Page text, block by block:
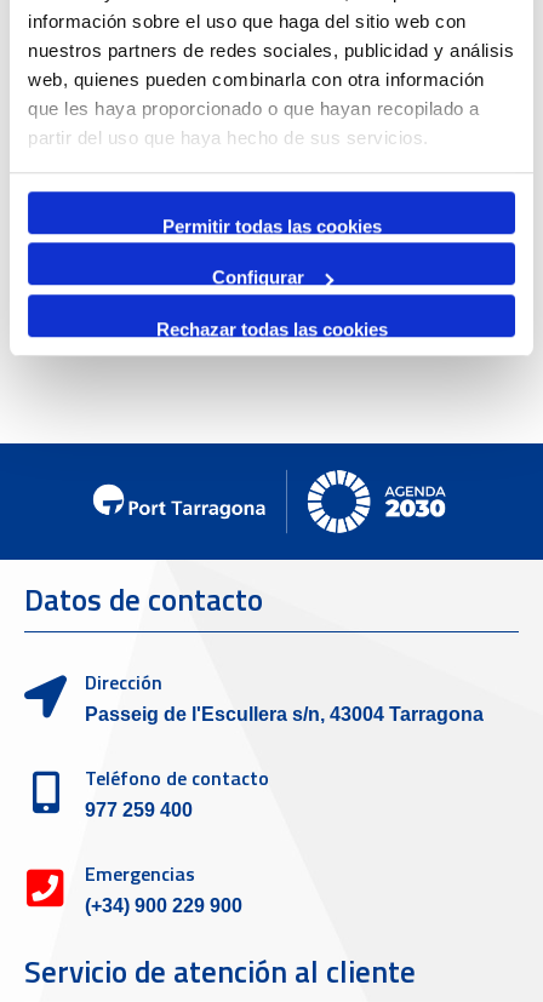
información sobre el uso que haga del sitio web con
nuestros partners de redes sociales, publicidad y análisis
web, quienes pueden combinarla con otra información
que les haya proporcionado o que hayan recopilado a
partir del uso que haya hecho de sus servicios.
Permitir todas las cookies
Configurar
Rechazar todas las cookies
Mensual
Ir al mes específico
Día Anterior
Siguiente Día
Datos de contacto
Dirección
Passeig de l'Escullera s/n, 43004 Tarragona
Teléfono de contacto
977 259 400
Emergencias
(+34) 900 229 900
Servicio de atención al cliente